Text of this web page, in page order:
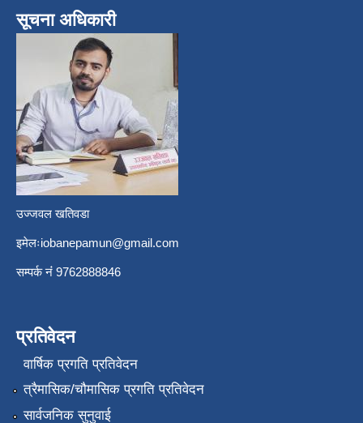
सूचना अधिकारी
उज्जवल खतिवडा
इमेलःiobanepamun@gmail.com
सम्पर्क नंं 9762888846
प्रतिवेदन
वार्षिक प्रगति प्रतिवेदन
त्रैमासिक/चौमासिक प्रगति प्रतिवेदन
सार्वजनिक सुनुवाई